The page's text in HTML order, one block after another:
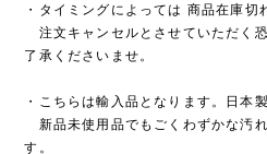
・タイミングによっては 商品在庫切
注文キャンセルとさせていただく
了承くださいませ。
・こちらは輸入品となります。日本
新品未使用品でもごくわずかな汚
す。